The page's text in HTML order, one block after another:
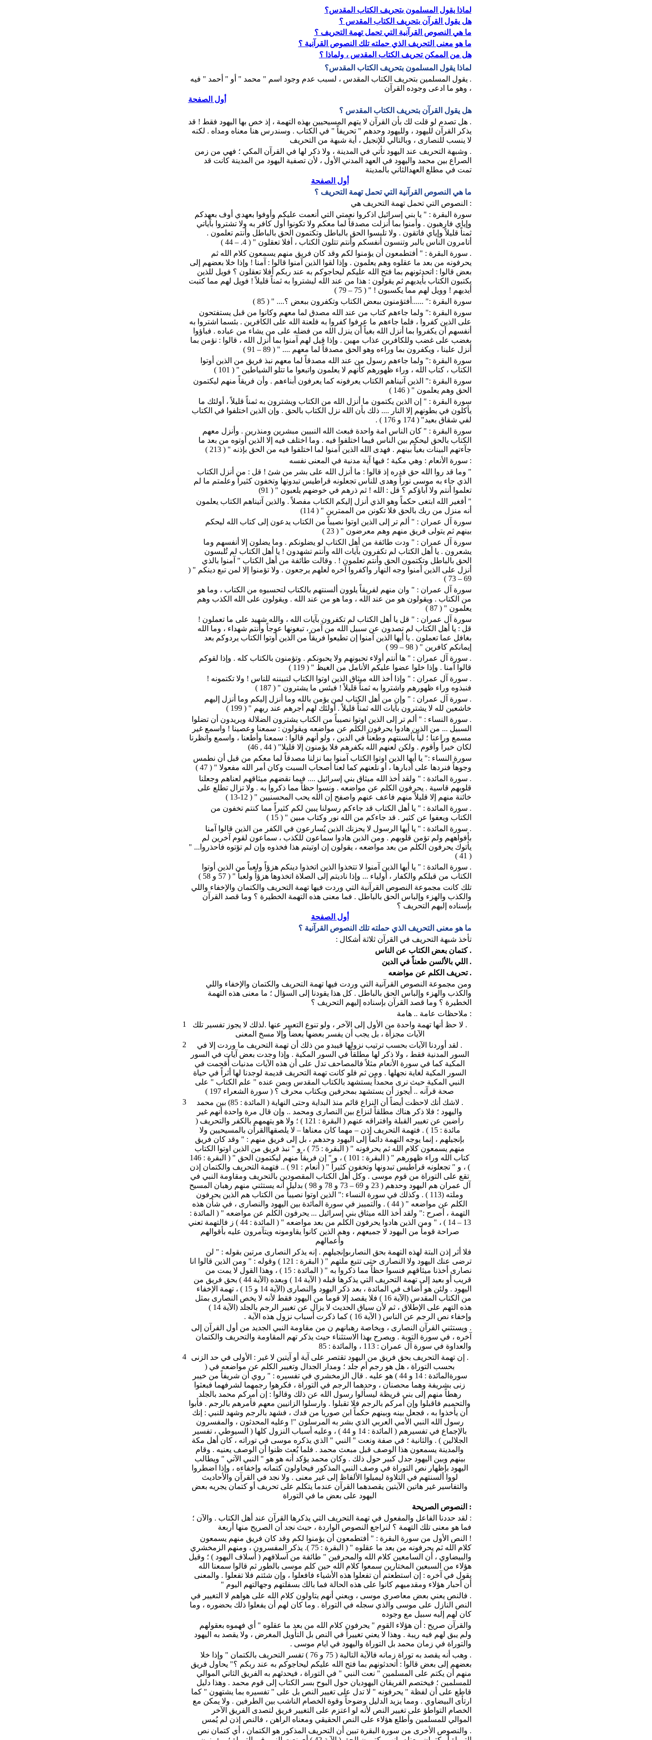
لماذا يقول المسلمون بتحريف الكتاب المقدس؟
هل يقول القرآن بتحريف الكتاب المقدس ؟
ما هي النصوص القرآنية التي تحمل تهمة التحريف ؟
ما هو معنى التحريف الذي حملته تلك النصوص القرآنية ؟
هل من الممكن تحريف الكتاب المقدس ، ولماذا ؟
لماذا يقول المسلمون بتحريف الكتاب المقدس؟
. يقول المسلمين بتحريف الكتاب المقدس ، لسبب عدم وجود اسم " محمد " أو " أحمد " فيه
، وهو ما ادعى وجوده القرآن
أول الصفحة
هل يقول القرآن بتحريف الكتاب المقدس ؟
. هل تصدم لو قلت لك بأن القرآن لا يتهم المسيحيين بهذه التهمة ، إذ خص بها اليهود فقط ! قد
يذكر القرآن لليهود ، ولليهود وحدهم " تحريفاً " في الكتاب . وسندرس هنا معناه ومداه . لكنه
لا ينسب للنصارى ، وبالتالي للإنجيل ، أية شبهة من التحريف
. وشبهة التحريف عند اليهود تأتي في المدينة ، ولا ذكر لها في القرآن المكي ؛ فهي من زمن
الصراع بين محمد واليهود في العهد المدني الأول ، لأن تصفية اليهود من المدينة كانت قد
تمت في مطلع العهدالثاني بالمدينة
أول الصفحة
ما هي النصوص القرآنية التي تحمل تهمة التحريف ؟
: النصوص التي تحمل تهمة التحريف هي
سورة البقرة : " يا بني إسرائيل اذكروا نعمتي التي أنعمت عليكم وأوفوا بعهدي أوف بعهدكم
وإياي فارهبون . وأمنوا بما أنزلت مصدقاً لما معكم ولا تكونوا أول كافر به ولا تشتروا بآياتي
ثمناً قليلاً وإياي فاتقون . ولا تلبسوا الحق بالباطل وتكتمون الحق بالباطل وأنتم تعلمون .
أتامرون الناس بالبر وتنسون أنفسكم وأنتم تتلون الكتاب ، أفلا تعقلون " ( 4. – 44 )
. سورة البقرة : " أفتطمعون أن يؤمنوا لكم وقد كان فريق منهم يسمعون كلام الله ثم
يحرفونه من بعد ما عقلوه وهم يعلمون . وإذا لقوا الذين آمنوا قالوا : آمنا ! وإذا خلا بعضهم إلى
بعض قالوا : اتحدثونهم بما فتح الله عليكم ليحاجوكم به عند ربكم أفلا تعقلون ؟ فويل للذين
يكتبون الكتاب بأيديهم ثم يقولون : هذا من عند الله ليشتروا به ثمناً قليلاً ! فويل لهم مما كتبت
أيديهم ! وويل لهم مما يكسبون ! " ( 75 – 79 )
سورة البقرة :" ......أفتؤمنون ببعض الكتاب وتكفرون ببعض ؟.... " ( 85 )
سورة البقرة :" ولما جاءهم كتاب من عند الله مصدق لما معهم وكانوا من قبل يستفتحون
على الذين كفروا ، فلما جاءهم ما عرفوا كفروا به فلعنة الله على الكافرين . بئسما اشتروا به
أنفسهم أن يكفروا بما أنزل الله بغياً أن ينزل الله من فضله على من يشاء من عباده . فباؤوا
بغضب على غضب وللكافرين عذاب مهين . وإذا قيل لهم آمنوا بما أنزل الله ، قالوا : نؤمن بما
أنزل علينا ، ويكفرون بما وراءه وهو الحق مصدقاً لما معهم .... " ( 89 – 91 )
سورة البقرة :" ولما جاءهم رسول من عند الله مصدقاً لما معهم نبذ فريق من الذين أوتوا
الكتاب ، كتاب الله ، وراء ظهورهم كأنهم لا يعلمون واتبعوا ما تتلو الشياطين " ( 101 )
سورة البقرة :" الذين آتيناهم الكتاب يعرفونه كما يعرفون أبناءهم . وأن فريقاً منهم ليكتمون
الحق وهم يعلمون " ( 146 )
سورة البقرة : " إن الذين يكتمون ما أنزل الله من الكتاب ويشترون به ثمناً قليلاً ، أولئك ما
يأكلون في بطونهم إلا النار .... ذلك بأن الله نزل الكتاب بالحق . وإن الذين اختلفوا في الكتاب
لفي شقاق بعيد" ( 174 و 176 ) .
سورة البقرة : " كان الناس امة واحدة فبعث الله النبيين مبشرين ومنذرين . وأنزل معهم
الكتاب بالحق ليحكم بين الناس فيما اختلفوا فيه . وما اختلف فيه إلا الذين أوتوه من بعد ما
جآءتهم البينات بغياً بينهم . فهدى الله الذين آمنوا لما اختلفوا فيه من الحق بإذنه " ( 213 )
: سورة الأنعام : وهي مكية ؛ فيها آية مدنية في المعنى نفسه
" وما قد روا الله حق قدره إذ قالوا : ما أنزل الله على بشر من شئ ! قل : من أنزل الكتاب
الذي جاء به موسى نوراً وهدى للناس تجعلونه قراطيس تبدونها وتخفون كثيراً وعلمتم ما لم
تعلموا أنتم ولا آباؤكم ؟ قل : الله ! ثم ذرهم في خوضهم يلعبون " ( 91)
" أفغير الله ابتغى حكماً وهو الذي أنزل إليكم الكتاب مفصلاً . والذين آتيناهم الكتاب يعلمون
أنه منزل من ربك بالحق فلا تكونن من الممترين " ( 114)
سورة آل عمران : " ألم تر إلى الذين اوتوا نصيباً من الكتاب يدعون إلى كتاب الله ليحكم
بينهم ثم يتولى فريق منهم وهم معرضون " ( 23 )
سورة آل عمران : " ودت طائفة من أهل الكتاب لو يضلونكم . وما يضلون إلا أنفسهم وما
يشعرون . يا أهل الكتاب لم تكفرون بآيات الله وأنتم تشهدون ! يا أهل الكتاب لم تُلبسون
الحق بالباطل وتكتمون الحق وأنتم تعلمون ! . وقالت طائفة من أهل الكتاب " آمنوا بالذي
أنزل على الذين أمنوا وجه النهار واكفروا آخره لعلهم يرجعون . ولا تؤمنوا إلا لمن تبع دينكم " (
69 – 73 )
سورة آل عمران : " وان منهم لفريقاً يلوون ألسنتهم بالكتاب لتحسبوه من الكتاب ، وما هو
من الكتاب . ويقولون هو من عند الله ، وما هو من عند الله . ويقولون على الله الكذب وهم
يعلمون " ( 87 )
سورة آل عمران : " قل يا أهل الكتاب لم تكفرون بآيات الله ، والله شهيد على ما تعملون !
قل : يا أهل الكتاب لم تصدون عن سبيل الله من آمن ، تبغونها عوجاً وأنتم شهداء ، وما الله
بغافل عما تعملون . يا أيها الذين آمنوا إن تطيعوا فريقاً من الذين أوتوا الكتاب يردوكم بعد
إيمانكم كافرين " ( 98 – 99 )
. سورة آل عمران : " ها أنتم أولاء تحبونهم ولا يحبونكم . وتؤمنون بالكتاب كله . وإذا لقوكم
قالوا آمنا . وإذا خلوا عضوا عليكم الأنامل من الغيظ " ( 119 )
. سورة آل عمران : " وإذا أخذ الله ميثاق الذين اوتوا الكتاب لتبيننه للناس ! ولا تكتمونه !
فنبذوه وراء ظهورهم واشتروا به ثمناً قليلاً ! فبئس ما يشترون " ( 187 )
. سورة آل عمران : " وإن من أهل الكتاب لمن يؤمن بالله وما أنزل إليكم وما أنزل إليهم
خاشعين لله لا يشترون بآيات الله ثمناً قليلاً . أولئك لهم أجرهم عند ربهم " ( 199 )
. سورة النساء : " ألم تر إلى الذين اوتوا نصيباً من الكتاب يشترون الضلالة ويريدون أن تضلوا
السبيل ... من الذين هادوا يحرفون الكلم عن مواضعه ويقولون : سمعنا وعصينا ! واسمع غير
مسمع وراعنا ؛ لياً بألسنتهم وطعناً في الدين ، ولو أنهم قالوا : سمعنا وأطعنا ، واسمع وانظرنا
لكان خيراً وأقوم . ولكن لعنهم الله بكفرهم فلا يؤمنون إلا قليلا" ( 44 , 46)
سورة النساء :" يا أيها الذين اوتوا الكتاب آمنوا بما نزلنا مصدقاً لما معكم من قبل أن نطمس
وجوهاً فنردها على أدبارها ، أو نلعنهم كما لعنا أصحاب السبت وكان أمر الله مفعولا " ( 47 )
. سورة المائدة : " ولقد أخذ الله ميثاق بني إسرائيل .... فيما نقضهم ميثاقهم لعناهم وجعلنا
قلوبهم قاسية . يحرفون الكلم عن مواضعه . ونسوا حظاً مما ذكروا به . ولا تزال تطلع على
خائنة منهم إلا قليلاً منهم فاعف عنهم واصفح إن الله يحب المحسنيين " ( 12-13 )
. سورة المائدة : " يا أهل الكتاب قد جاءكم رسولنا يبين لكم كثيراً مما كنتم تخفون من
الكتاب ويعفوا عن كثير . قد جاءكم من الله نور وكتاب مبين " ( 15 )
. سورة المائدة : " يا أيها الرسول لا يحزنك الذين يُسارعون في الكفر من الذين قالوا آمنا
بأفواههم ولم تؤمن قلوبهم . ومن الذين هادوا سماعون للكذب ، سماعون لقوم آخرين لم
يأتوك يحرفون الكلم من بعد مواضعه ، يقولون إن اوتيتم هذا فخذوه وإن لم تؤتوه فاحذروا... "
( 41 )
. سورة المائدة : " يا أيها الذين آمنوا لا تتخذوا الذين اتخذوا دينكم هزؤاً ولعباً من الذين أوتوا
الكتاب من قبلكم والكفار ، أولياء ... وإذا ناديتم إلى الصلاة اتخذوها هزؤاً ولعباً " ( 57 و 58 )
تلك كانت مجموعة النصوص القرآنية التي وردت فيها تهمة التحريف والكتمان والإخفاء واللي
والكذب والهزء وإلباس الحق بالباطل . فما معنى هذه التهمة الخطيرة ؟ وما قصد القرآن
بإسناده إليهم التحريف ؟
أول الصفحة
ما هو معنى التحريف الذي حملته تلك النصوص القرآنية ؟
تأخذ شبهة التحريف في القرآن ثلاثة أشكال :
. كتمان بعض الكتاب عن الناس
. اللي بالألسن طعناً في الدين
. تحريف الكلم عن مواضعه
ومن مجموعة النصوص القرآنية التي وردت فيها تهمة التحريف والكتمان والإخفاء واللي
والكذب والهزء وإلباس الحق بالباطل . كل هذا يقودنا إلى السؤال ؛ ما معنى هذه التهمة
الخطيرة ؟ وما قصد القرآن بإسناده إليهم التحريف ؟
: ملاحظات عامة .. هامة
. لا حظ أنها تهمة واحدة من الأول إلى الآخر ، ولو تنوع التعبير عنها .لذلك لا يجوز تفسير تلك
الآيات مجزأة ، بل يجب أن يفسر بعضها بعضاً وإلا مسخ المعنى
1
. لقد أوردنا الآيات بحسب ترتيب نزولها فيبدو من ذلك أن تهمة التحريف ما وردت إلا في
السور المدنية فقط ، ولا ذكر لها مطلقاً في السور المكية . وإذا وجدت بعض آيات في السور
المكية كما في سورة الأنعام مثلاً فالمصاحف تدل على أن هذه الآيات مدنيات أُقحمت في
السور المكية لغاية نجهلها . ومن ثم فلو كانت تهمة التحريف قديمة لوجدنا لها أثراً في حياة
النبي المكية حيث نرى محمداً يستشهد بالكتاب المقدس وبمن عنده " علم الكتاب " على
صحة قرآنه .. أيجوز أن يستشهد بمحرفين وبكتاب محرف ؟ ( سورة الشعراء 197 )
2
. لاشك أنك لاحظت أيضاً أن النزاع قائم منذ البداية وحتى النهاية ( المائدة : 85) بين محمد
واليهود ؛ فلا ذكر هناك مطلقاً لنزاع بين النصارى ومحمد .. وإن قال مرة واحدة أنهم غير
راضين عن تغيير القبلة وافتراقه عنهم ( البقرة : 121 ) ؛ ولا هو يتهمهم بالكفر والتحريف (
مائدة : 15 ) . فتهمة التحريف إذن – مهما كان معناها – لا يلصقهاالقرآن بالمسيحيين ولا
بإنجيلهم ، إنما يوجه التهمة دائماً إلى اليهود وحدهم ، بل إلى فريق منهم : " وقد كان فريق
منهم يسمعون كلام الله ثم يحرفونه " ( البقرة : 75 ) ، و " نبذ فريق من الذين اوتوا الكتاب
كتاب الله وراء ظهورهم " ( البقرة : 101 ) ، و " إن فريقاً منهم ليكتمون الحق " ( البقرة : 146
) ، و " تجعلونه قراطيس تبدونها وتخفون كثيراً " ( أنعام : 91 ) .. فتهمة التحريف والكتمان إذن
تقع على التوراة من قوم موسى . وكل أهل الكتاب المقصودين بالتحريف ومقاومة النبي في
آل عمران هم اليهود وحدهم ( 23 و 69 – 73 و 78 و 98 ) بدليل أنه يستثني منهم رهبان المسيح
وملته (113 ) . وكذلك في سورة النساء :" الذين اوتوا نصيباً من الكتاب هم الذين يحرفون
الكلم عن مواضعه " ( 44 ) . والتمييز في سورة المائدة بين اليهود والنصارى ، في شأن هذه
التهمة ، أصرح :" ولقد أخذ الله ميثاق بني إسرائيل ... يحرفون الكلم عن مواضعه " ( المائدة :
13 – 14 ) ، " ومن الذين هادوا يحرفون الكلم من بعد مواضعه " ( المائدة : 44 ) ز فالتهمة تعني
صراحة قوماً من اليهود لا جميعهم ، وهم الذين كانوا يقاومونه ويتآمرون عليه بأقوالهم
وأعمالهم
3
فلا أثر إذن البتة لهذه التهمة بحق النصارىوإنجيلهم . إنه يذكر النصارى مرتين بقوله : " لن
ترضى عنك اليهود ولا النصارى حتى تتبع ملتهم " ( البقرة : 121 ) وقوله : " ومن الذين قالوا انا
نصارى أخذنا ميثاقهم فنسوا حظاً مما ذكروا به " ( المائدة : 15 ) ، وهذا القول لا يمت من
قريب أو بعيد إلى تهمة التحريف التي يذكرها قبله ( الآية 14 ) وبعده (الآية 44 ) بحق فريق من
اليهود . ولئن هو أضاف في المائدة ، بعد ذكر اليهود والنصارى (الآية 14 و 15 ) ، تهمة الإخفاء
من الكتاب المقدس (الآية 16 ) فلا يقصد إلا قوماً من اليهود فقط لأنه لا يخص النصارى بمثل
هذه التهم على الإطلاق ، ثم لأن سياق الحديث لا يزال عن تغيير الرجم بالجلد (الآية 14 )
وإخفاء نص الرجم عن الناس ( الآية 16 ) كما ذكرت أسباب نزول هذه الآية .
. ويستثني القرآن النصارى ، وبخاصة رهبانهم ن من مقاومة النبي الجديد من أول القرآن إلى
آخره ، في سورة التوبة . ويصرح بهذا الاستثناء حيث يذكر تهم المقاومة والتحريف والكتمان
والعداوة في سورة آل عمران : 113 ، والمائدة : 85
. إن تهمة التحريف بحق فريق من اليهود تقتصر على آية أو آيتين لا غير : الأولى في حد الزنى
بحسب التوراة ، هل هو رجم أم جلد ؛ ومدار الجدال وتغيير الكلم عن مواضعه في (
سورةالمائدة : 14 و 44 ) هو عليه . قال الزمخشري في تفسيره : " روي أن شريفاً من خيبر
زنى بشريفة وهما محصنان ، وحدهما الرجم في التوراة ، فكرهوا رجمهما لشرفهما فبعثوا
رهطاً منهم إلى بني قريظة ليسألوا رسول الله عن ذلك وقالوا : إن أمركم محمد بالجلد
والتحميم فاقبلوا وإن أمركم بالرجم فلا تقبلوا . وارسلوا الزانيين معهم فأمرهم بالرجم . فأبوا
أن يأخذوا به ، فجعل بينه وبينهم حكماً ابن صوريا من فدك ، فشهد بالرجم وشهد للنبي : إنك
رسول الله النبي الأمي العربي الذي بشر به المرسلون "! وعليه المحدثون ، والمفسرون
بالإجماع في تفسيرهم ( المائدة : 14 و 44 ) ، وعليه أسباب النزول كلها ( السيوطي ، تفسير
الجلالين ) . والثانية ؛ في صفة ونعت " النبي " الذي يذكره موسى في توراته ، كان أهل مكة
والمدينة يسمعون هذا الوصف قبل مبعث محمد . فلما بُعث ظنوا أن الوصف يعنيه . وقام
بينهم وبين اليهود جدل كبير حول ذلك . وكان محمد يؤكد أنه هو هو " النبي الآتي " ويطالب
اليهود بإظهار نص التوراة في وصف النبي المذكور فيحاولون كتمانه وإخفاءه ، وإذا اضطروا
لووا ألسنتهم في التلاوة ليميلوا الألفاظ إلى غير معنى . ولا نجد في القرآن والأحاديث
والتفاسير غير هاتين الآيتين يقصدهما القرآن عندما يتكلم على تحريف أو كتمان يجريه بعض
اليهود على بعض ما في التوراة
4
: النصوص الصريحة
: لقد حددنا الفاعل والمفعول في تهمة التحريف التي يذكرها القرآن عند أهل الكتاب . والآن ؛
فما هو معنى تلك التهمة ؟ لنراجع النصوص الواردة ، حيث نجد أن الصريح منها أربعة
! النص الأول من سورة البقرة : " أفتطمعون أن يؤمنوا لكم وقد كان فريق منهم يسمعون
كلام الله ثم يحرفونه من بعد ما عقلوه " ( البقرة : 75 ). يذكر المفسرون ، ومنهم الزمخشري
والبيضاوي ، أن السامعين كلام الله والمحرفين " طائفة من آسلافهم ( أسلاف اليهود ) ؛ وقيل
هؤلاء من السبعين المختارين سمعوا كلام الله حين كلم موسى بالطور ثم قالوا سمعنا الله
يقول في آخره : إن استطعتم أن تفعلوا هذه الأشياء فافعلوا ، وإن شئتم فلا تفعلوا . والمعنى
أن أحبار هؤلاء ومقدميهم كانوا على هذه الحالة فما بالك بسفلتهم وجهالتهم اليوم "
. فالنص يعني بعض معاصري موسى ، ويعني أنهم يتاولون كلام الله على هواهم لا التغيير في
النص النازل على موسى والذي سجله في التوراة . وما كان لهم أن يفعلوا ذلك بحضوره ، وما
كان لهم إليه سبيل مع وجوده
والقرآن صريح : أن هؤلاء القوم " يحرفون كلام الله من بعد ما عقلوه " أي فهموه بعقولهم
ولم يبق لهم فيه ريبة . وهذا لا يعني تغييراً في النص بل التأويل المغرض ، ولا يقصد به اليهود
والتوراة في زمان محمد بل التوراة واليهود في ايام موسى .
. وهب أنه يقصد به توراة زمانه فالآية التالية ( 75 و 76 ) تفسر التحريف بالكتمان " وإذا خلا
بعضهم إلى بعض قالوا : أتحدثونهم بما فتح الله عليكم ليحاجوكم به عند ربكم ؟" يحاول فريق
منهم أن يكتم على المسلمين " نعت النبي " في التوراة ، فيحدثهم به الفريق الثاني الموالي
للمسلمين ؛ فيختصم الفريقان اليهوديان حول البوح بسر الكتاب إلى قوم محمد . وهذا دليل
قاطع على أن لفظة " يحرفونه " لا تدل على تغيير النص بل على " تفسيره بما يشتهون " كما
ارتأى البيضاوي . ومما يزيد الدليل وضوحاً وقوة الخصام الناشب بين الطرفين . ولا يمكن مع
الخصام التواطؤ على تغيير النص لأنه لو اعتزم على التغيير فريق لتصدى الفريق الآخر
الموالي للمسلمين وأطلع هؤلاء على النص الحقيقي ومعناه الراهن ، فالنص إذن لم يُمس
. والنصوص الأخرى من سورة البقرة تبين أن التحريف المذكور هو الكتمان ، أي كتمان نص